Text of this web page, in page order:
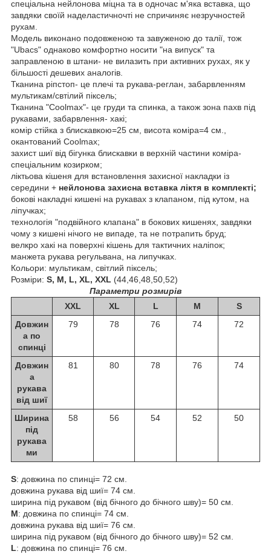
спеціальна нейлонова міцна та в одночас м'яка вставка, що
завдяки своїй наделастичночті не спричиняє незручностей
рухам.
Модель виконано подовженою та завуженою до талії, тож
"Ubacs" однаково комфортно носити "на випуск" та
заправленою в штани- не вилазить при активних рухах, як у
більшості дешевих аналогів.
Тканина ріпстоп- це плечі та рукава-реглан, забарвленням
мультикам/свтілий піксель;
Тканина "Coolmax"- це груди та спинка, а також зона пахв під
рукавами, забарвлення- хакі;
комір стійка з блискавкою=25 см, висота коміра=4 см.,
окантований Coolmax;
захист шиї від бігунка блискавки в верхній частини коміра-
спеціальним козирком;
ліктьова кішеня для встановлення захисної накладки із
середини + нейлонова захисна вставка ліктя в комплекті;
бокові накладні кишені на рукавах з клапаном, під кутом, на
ліпучках;
технологія "подвійного клапана" в бокових кишенях, завдяки
чому з кишені нічого не випаде, та не потрапить бруд;
велкро хакі на поверхні кішень для тактичних наліпок;
манжета рукава регульвана, на липучках.
Кольори: мультикам, світлий піксель;
Розміри: S, M, L, XL, XXL (44,46,48,50,52)
Параметри розмирів
XXL
XL L M
S
Довжин
а по
спинці
79 78 76 74 72
Довжин
а
рукава
від шиї
81 80 78 76 74
Ширина
під
рукава
ми
58 56 54 52 50
S: довжина по спинці= 72 см.
довжина рукава від шиї= 74 см.
ширина під рукавом (від бічного до бічного шву)= 50 см.
М: довжина по спинці= 74 см.
довжина рукава від шиї= 76 см.
ширина під рукавом (від бічного до бічного шву)= 52 см.
L: довжина по спинці= 76 см.